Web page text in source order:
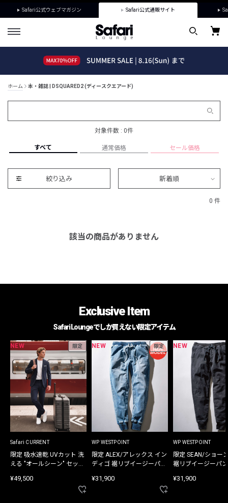
Safari公式ウェブマガジン Safari公式通販サイト
ホーム 本・雑誌 | DSQUARED2 (ディースクエアード)
対象件数 : 0件
すべて 通常価格 セール価格
絞り込み 新着順
0 件
該当の商品がありません
Exclusive Item
Safari Loungeでしか買えない限定アイテム
NEW 限定
Safari CURRENT
限定 吸水速乾 UVカット 洗
える "オールシーン" セット
¥49,500
NEW 限定
WP WESTPOINT
限定 ALEX/アレックス イン
ディゴ 裾リブイージーパン
¥31,900
NEW
WP WESTPOINT
限定 SEAN/ショー
裾リブイージーパ
¥31,900